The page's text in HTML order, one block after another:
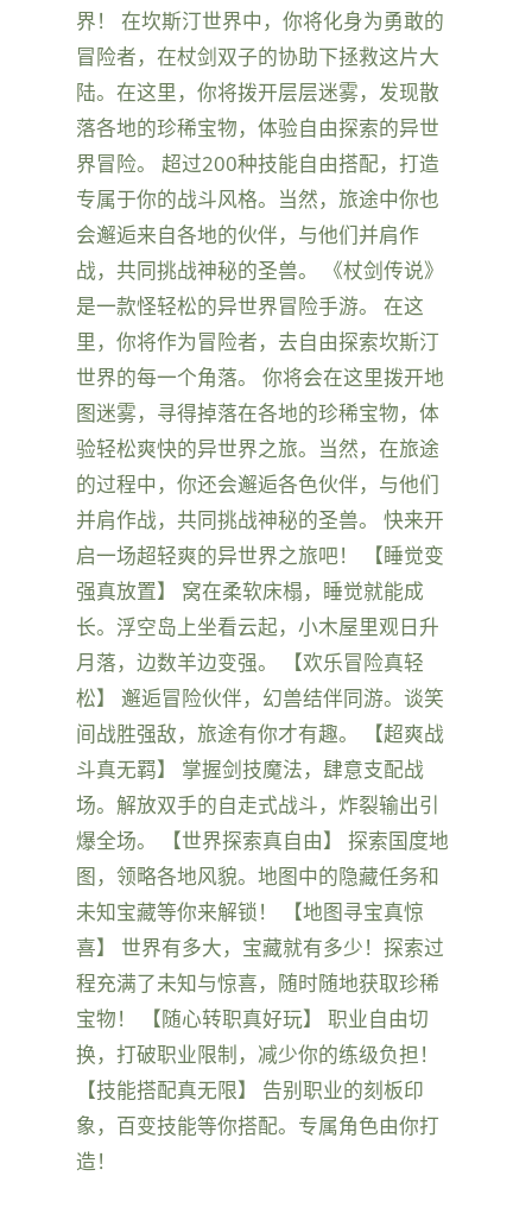
界！ 在坎斯汀世界中，你将化身为勇敢的
冒险者，在杖剑双子的协助下拯救这片大
陆。在这里，你将拨开层层迷雾，发现散
落各地的珍稀宝物，体验自由探索的异世
界冒险。 超过200种技能自由搭配，打造
专属于你的战斗风格。当然，旅途中你也
会邂逅来自各地的伙伴，与他们并肩作
战，共同挑战神秘的圣兽。 《杖剑传说》
是一款怪轻松的异世界冒险手游。 在这
里，你将作为冒险者，去自由探索坎斯汀
世界的每一个角落。 你将会在这里拨开地
图迷雾，寻得掉落在各地的珍稀宝物，体
验轻松爽快的异世界之旅。当然，在旅途
的过程中，你还会邂逅各色伙伴，与他们
并肩作战，共同挑战神秘的圣兽。 快来开
启一场超轻爽的异世界之旅吧！ 【睡觉变
强真放置】 窝在柔软床榻，睡觉就能成
长。浮空岛上坐看云起，小木屋里观日升
月落，边数羊边变强。 【欢乐冒险真轻
松】 邂逅冒险伙伴，幻兽结伴同游。谈笑
间战胜强敌，旅途有你才有趣。 【超爽战
斗真无羁】 掌握剑技魔法，肆意支配战
场。解放双手的自走式战斗，炸裂输出引
爆全场。 【世界探索真自由】 探索国度地
图，领略各地风貌。地图中的隐藏任务和
未知宝藏等你来解锁！ 【地图寻宝真惊
喜】 世界有多大，宝藏就有多少！探索过
程充满了未知与惊喜，随时随地获取珍稀
宝物！ 【随心转职真好玩】 职业自由切
换，打破职业限制，减少你的练级负担！
【技能搭配真无限】 告别职业的刻板印
象，百变技能等你搭配。专属角色由你打
造！